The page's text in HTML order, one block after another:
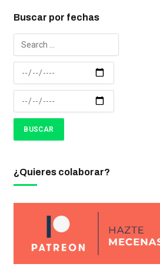
Buscar por fechas
¿Quieres colaborar?